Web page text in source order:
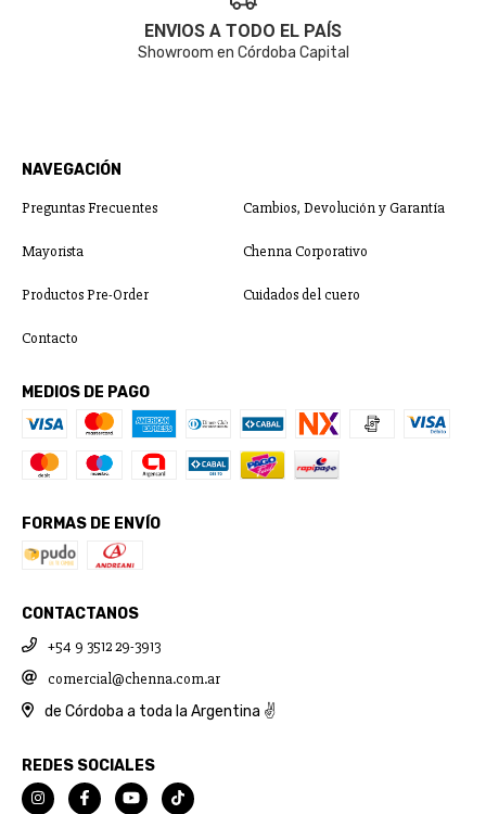
ENVIOS A TODO EL PAÍS
Showroom en Córdoba Capital
NAVEGACIÓN
Preguntas Frecuentes Cambios, Devolución y Garantía
Mayorista Chenna Corporativo
Productos Pre-Order Cuidados del cuero
Contacto
MEDIOS DE PAGO
FORMAS DE ENVÍO
CONTACTANOS
+54 9 3512 29-3913
comercial@chenna.com.ar
de Córdoba a toda la Argentina ✌
REDES SOCIALES